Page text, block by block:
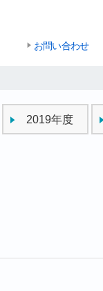
お問い合わせ
2019年度